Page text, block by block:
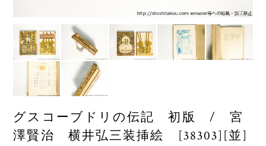
グスコーブドリの伝記 初版 / 宮
澤賢治 横井弘三装挿絵 [38303][並]